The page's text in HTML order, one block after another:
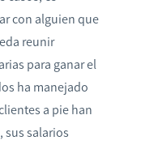
con alguien que
reunir
para ganar el
ha manejado
a pie han
sus salarios